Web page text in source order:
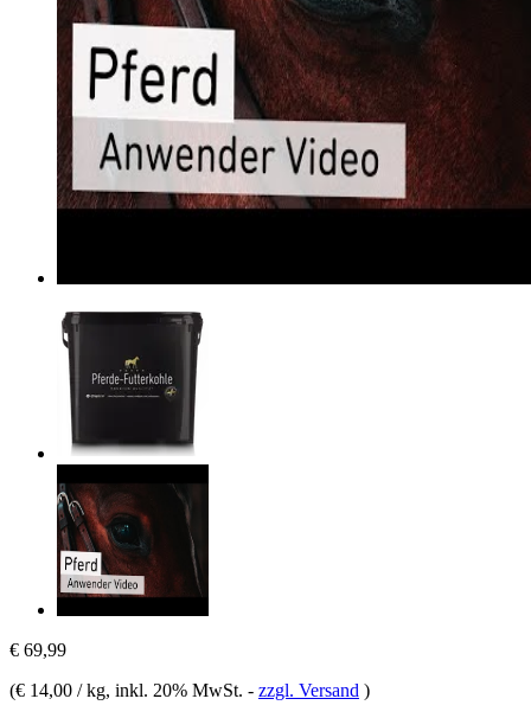
€ 69,99
(€ 14,00 / kg, inkl. 20% MwSt. - zzgl. Versand )